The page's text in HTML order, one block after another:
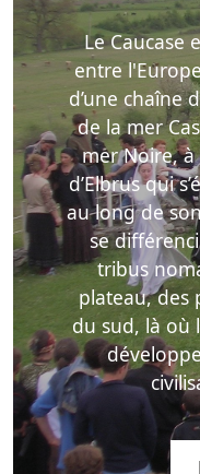
Le Caucase
entre
d’une chaîne
de la mer
mer Noire, à
d’Elbrus qui
au long de
se
tribus
plateau, des
du sud, là où